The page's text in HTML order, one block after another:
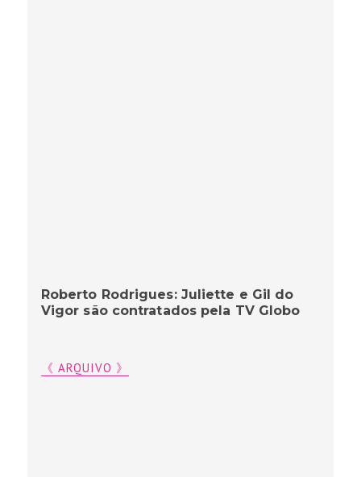
Roberto Rodrigues: Juliette e Gil do
Vigor são contratados pela TV Globo
《 ARQUIVO 》